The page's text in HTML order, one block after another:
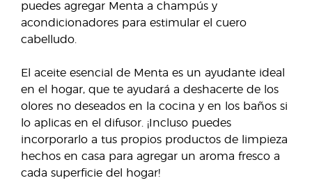
puedes agregar Menta a champús y
acondicionadores para estimular el cuero
cabelludo.
El aceite esencial de Menta es un ayudante ideal
en el hogar, que te ayudará a deshacerte de los
olores no deseados en la cocina y en los baños si
lo aplicas en el difusor. ¡Incluso puedes
incorporarlo a tus propios productos de limpieza
hechos en casa para agregar un aroma fresco a
cada superficie del hogar!